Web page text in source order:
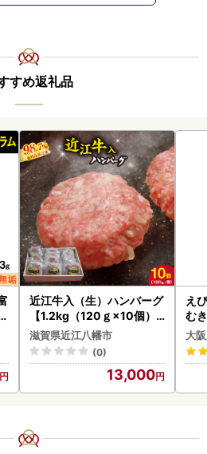
すめ返礼品
近江牛入（生）ハンバーグ
【1.2kg（120ｇ×10個）
】【AG09W】
滋賀県近江八幡市
(0)
13,000
え
む
大